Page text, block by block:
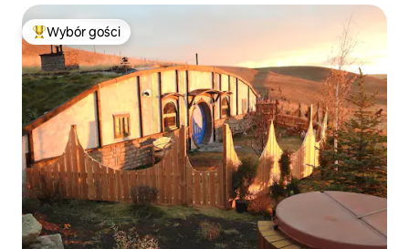
Najpopularniejsze z kategorii Wybór gości
Wybór gości